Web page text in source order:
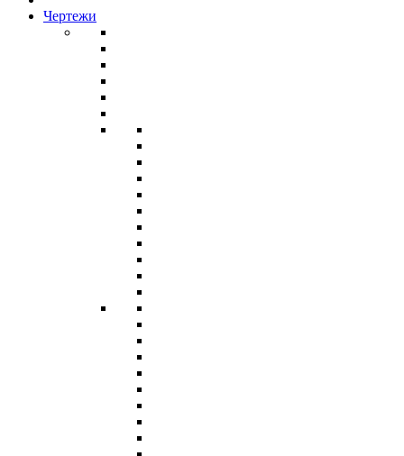
Чертежи